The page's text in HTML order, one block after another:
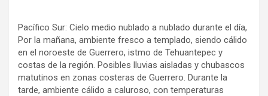
Pacífico Sur: Cielo medio nublado a nublado durante el día,
Por la mañana, ambiente fresco a templado, siendo cálido
en el noroeste de Guerrero, istmo de Tehuantepec y
costas de la región. Posibles lluvias aisladas y chubascos
matutinos en zonas costeras de Guerrero. Durante la
tarde, ambiente cálido a caluroso, con temperaturas